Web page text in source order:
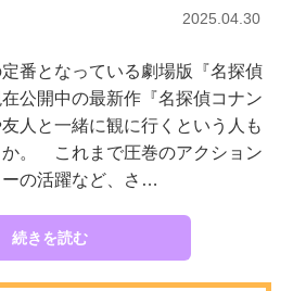
2025.04.30
番となっている劇場版『名探偵
公開中の最新作『名探偵コナン
人と一緒に観に行くという人も
か。 これまで圧巻のアクション
の活躍など、さ…
続きを読む